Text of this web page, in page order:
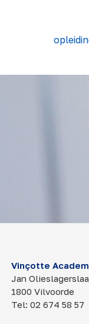
Vinçotte
Jan
1800 Vilvoorde
Tel: 02 674 58 57